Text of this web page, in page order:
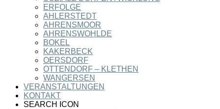
ERFOLGE
AHLERSTEDT
AHRENSMOOR
AHRENSWOHLDE
BOKEL
KAKERBECK
OERSDORF
OTTENDORF – KLETHEN
WANGERSEN
VERANSTALTUNGEN
KONTAKT
SEARCH ICON